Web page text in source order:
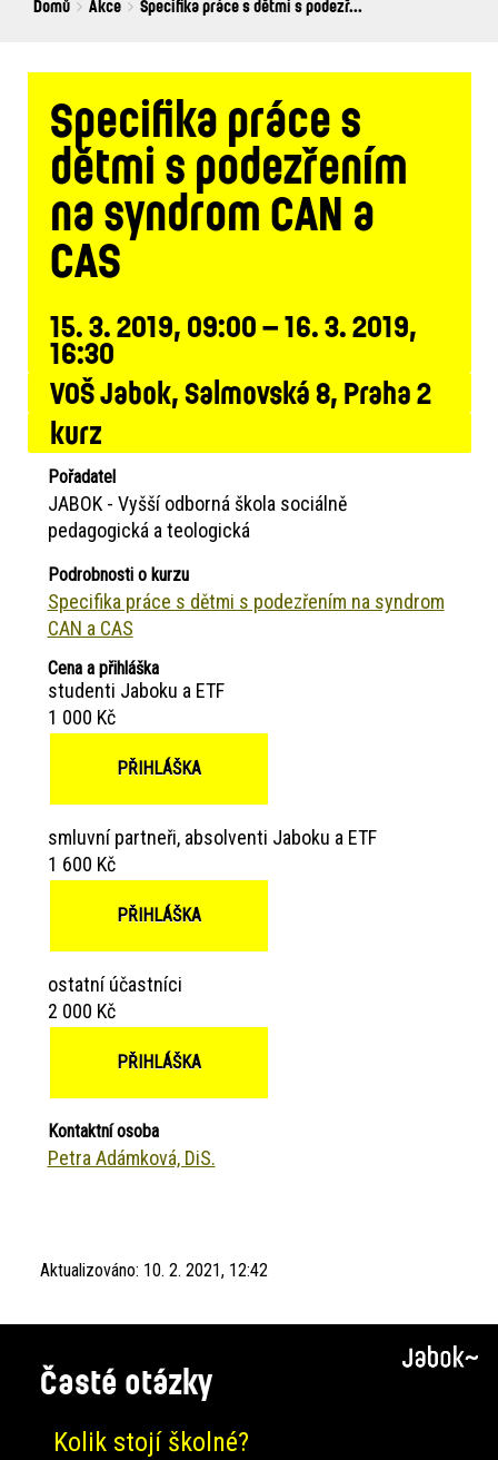
Breadcrumbs
You
Domů Akce Specifika práce s dětmi s podezř...
Specifika práce s
dětmi s podezřením
na syndrom CAN a
CAS
15. 3. 2019, 09:00 – 16. 3. 2019,
16:30
VOŠ Jabok, Salmovská 8, Praha 2
kurz
Pořadatel
JABOK - Vyšší odborná škola sociálně
pedagogická a teologická
Podrobnosti o kurzu
Specifika práce s dětmi s podezřením na syndrom
CAN a CAS
Cena a přihláška
studenti Jaboku a ETF
1 000 Kč
PŘIHLÁŠKA
smluvní partneři, absolventi Jaboku a ETF
1 600 Kč
PŘIHLÁŠKA
ostatní účastníci
2 000 Kč
PŘIHLÁŠKA
Kontaktní osoba
Petra Adámková, DiS.
Aktualizováno: 10. 2. 2021, 12:42
Časté otázky
Kolik stojí školné?